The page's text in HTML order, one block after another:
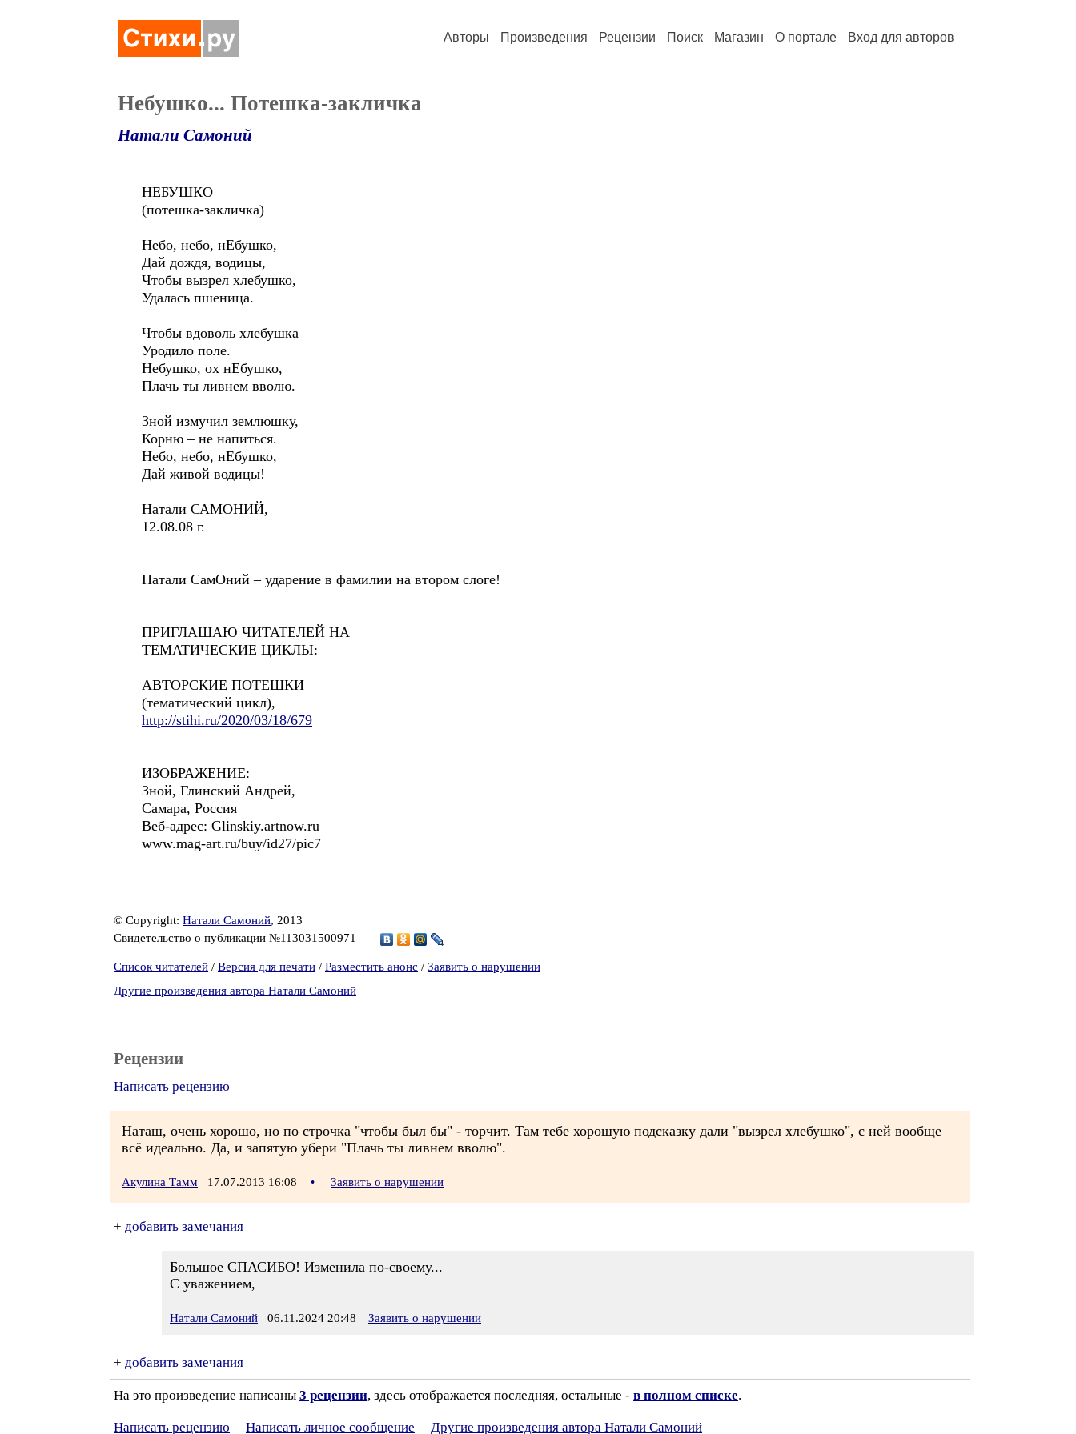
Авторы Произведения Рецензии Поиск Магазин О портале Вход для авторов
Небушко... Потешка-закличка
Натали Самоний
НЕБУШКО
(потешка-закличка)
Небо, небо, нЕбушко,
Дай дождя, водицы,
Чтобы вызрел хлебушко,
Удалась пшеница.
Чтобы вдоволь хлебушка
Уродило поле.
Небушко, ох нЕбушко,
Плачь ты ливнем вволю.
Зной измучил землюшку,
Корню – не напиться.
Небо, небо, нЕбушко,
Дай живой водицы!
Натали САМОНИЙ,
12.08.08 г.
Натали СамОний – ударение в фамилии на втором слоге!
ПРИГЛАШАЮ ЧИТАТЕЛЕЙ НА
ТЕМАТИЧЕСКИЕ ЦИКЛЫ:
АВТОРСКИЕ ПОТЕШКИ
(тематический цикл),
http://stihi.ru/2020/03/18/679
ИЗОБРАЖЕНИЕ:
Зной, Глинский Андрей,
Самара, Россия
Веб-адрес: Glinskiy.artnow.ru
www.mag-art.ru/buy/id27/pic7
© Copyright: Натали Самоний, 2013
Свидетельство о публикации №113031500971
Список читателей / Версия для печати / Разместить анонс / Заявить о нарушении
Другие произведения автора Натали Самоний
Рецензии
Написать рецензию
Наташ, очень хорошо, но по строчка "чтобы был бы" - торчит. Там тебе хорошую подсказку дали "вызрел хлебушко", с ней вообще
всё идеально. Да, и запятую убери "Плачь ты ливнем вволю".
Акулина Тамм 17.07.2013 16:08 • Заявить о нарушении
+ добавить замечания
Большое СПАСИБО! Изменила по-своему...
С уважением,
Натали Самоний 06.11.2024 20:48 Заявить о нарушении
+ добавить замечания
На это произведение написаны 3 рецензии, здесь отображается последняя, остальные - в полном списке.
Написать рецензию Написать личное сообщение Другие произведения автора Натали Самоний